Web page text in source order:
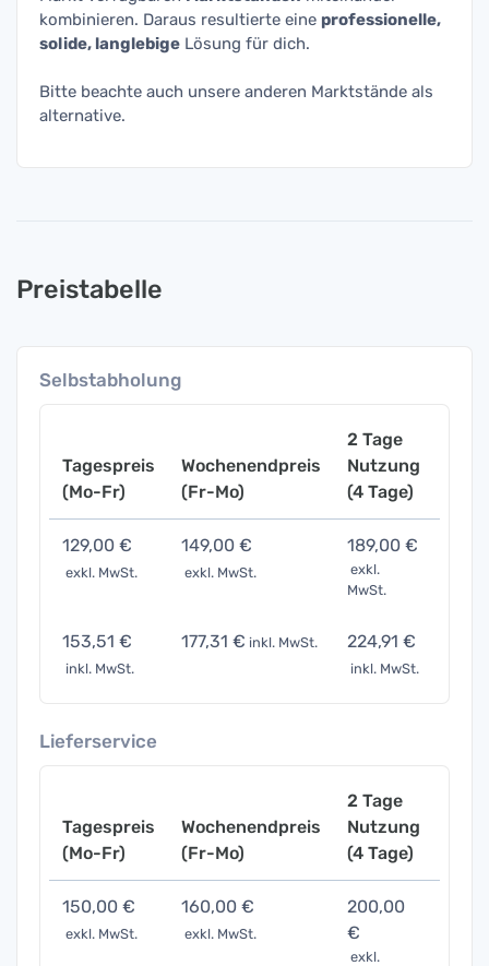
kombinieren. Daraus resultierte eine professionelle,
solide, langlebige Lösung für dich.
Bitte beachte auch unsere anderen Marktstände als
alternative.
Preistabelle
Selbstabholung
Tagespreis
(Mo-Fr)
Wochenendpreis
(Fr-Mo)
2 Tage
Nutzung
(4 Tage)
129,00 €
exkl. MwSt.
149,00 €
exkl. MwSt.
189,00 €
exkl.
MwSt.
153,51 €
inkl. MwSt.
177,31 € inkl. MwSt. 224,91 €
inkl. MwSt.
Lieferservice
Tagespreis
(Mo-Fr)
Wochenendpreis
(Fr-Mo)
2 Tage
Nutzung
(4 Tage)
150,00 €
exkl. MwSt.
160,00 €
exkl. MwSt.
200,00
€
exkl.